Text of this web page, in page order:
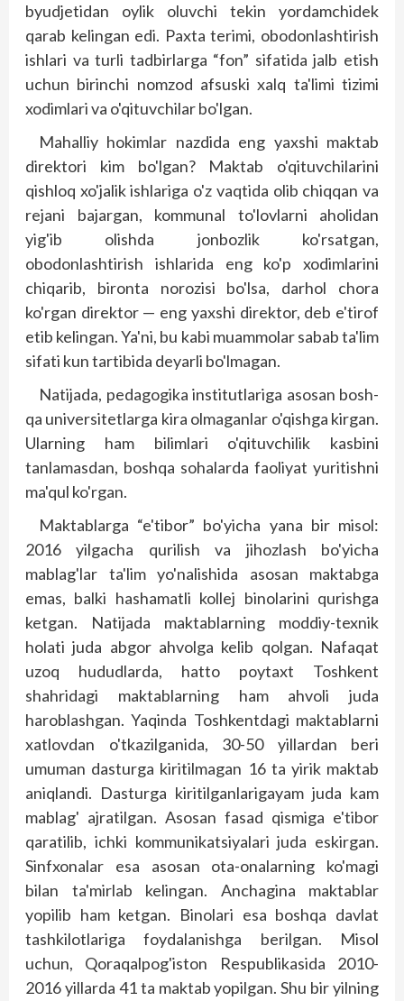
byudjetidan oylik oluvchi tekin yordamchidek
qarab kelingan edi. Paxta terimi, obodonlashtirish
ishlari va turli tadbirlarga “fon” sifatida jalb etish
uchun birinchi nomzod afsuski xalq ta'limi tizimi
xodimlari va o'qituvchilar bo'lgan.
Mahalliy hokimlar nazdida eng yaxshi maktab
direktori kim bo'lgan? Maktab o'qituvchilarini
qishloq xo'jalik ishlariga o'z vaqtida olib chiqqan va
rejani bajargan, kommunal to'lovlarni aholidan
yig'ib olishda jonbozlik ko'rsatgan,
obodonlashtirish ishlarida eng ko'p xodimlarini
chiqarib, bironta norozisi bo'lsa, darhol chora
ko'rgan direktor — eng yaxshi direktor, deb e'tirof
etib kelingan. Ya'ni, bu kabi muammolar sabab ta'lim
sifati kun tartibida deyarli bo'lmagan.
Natijada, pedagogika ins­titutlariga asosan bosh­
qa universitetlarga kira olmaganlar o'qishga kirgan.
Ularning ham bilimlari o'qituvchilik kasbini
tanlamasdan, boshqa sohalarda faoliyat yuritishni
ma'­qul ko'rgan.
Maktablarga “e'tibor” bo'yicha yana bir misol:
2016 yilgacha qurilish va jihozlash bo'yicha
mablag'lar ta'lim yo'nalishida asosan maktabga
emas, balki hashamatli kollej binolarini qurishga
ketgan. Natijada maktablarning moddiy-texnik
holati juda abgor ahvolga kelib qolgan. Nafaqat
uzoq hududlarda, hatto poytaxt Toshkent
shahridagi maktablarning ham ahvoli juda
haroblashgan. Yaqinda Toshkentdagi maktablarni
xatlovdan o'tkazilganida, 30-50 yillardan beri
umuman dasturga kiritilmagan 16 ta yirik maktab
aniqlandi. Dasturga kiritilganlarigayam juda kam
mablag' ajratilgan. Asosan fasad qismiga e'tibor
qaratilib, ichki kommunikatsiyalari juda eskirgan.
Sinfxonalar esa asosan ota-onalarning ko'magi
bilan ta'mirlab kelingan. Anchagina maktablar
yopilib ham ketgan. Binolari esa boshqa davlat
tashkilotlariga foydalanishga berilgan. Misol
uchun, Qoraqalpog'iston Respublikasida 2010-
2016 yillarda 41 ta maktab yopilgan. Shu bir yilning